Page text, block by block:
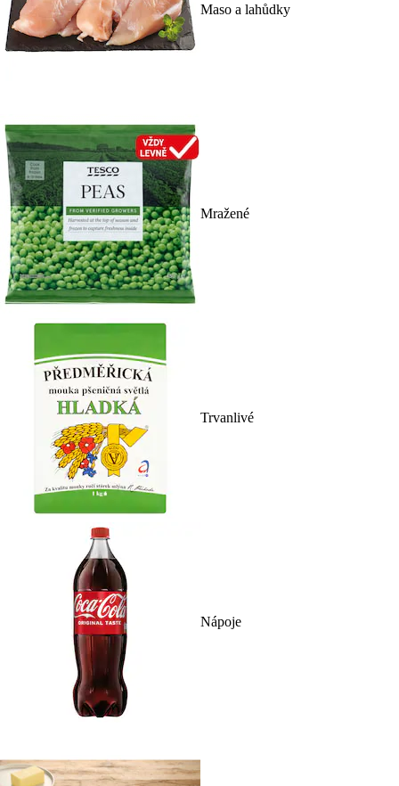
Maso a lahůdky
Mražené
Trvanlivé
Nápoje